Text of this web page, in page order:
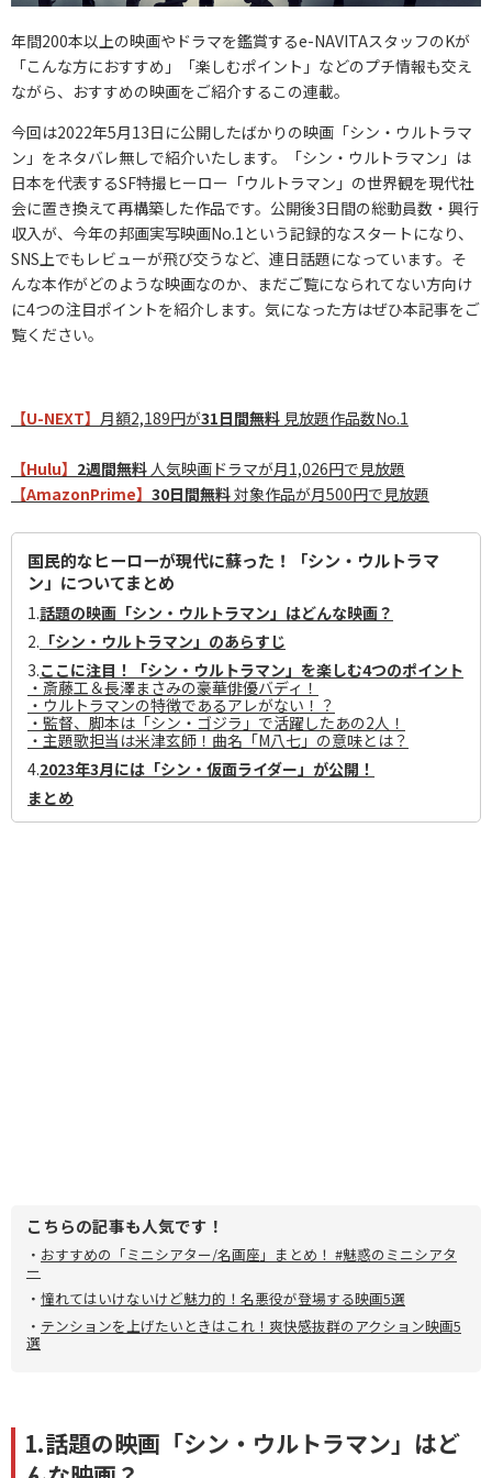
年間200本以上の映画やドラマを鑑賞するe-NAVITAスタッフのKが
「こんな方におすすめ」「楽しむポイント」などのプチ情報も交え
ながら、おすすめの映画をご紹介するこの連載。
今回は2022年5月13日に公開したばかりの映画「シン・ウルトラマ
ン」をネタバレ無しで紹介いたします。「シン・ウルトラマン」は
日本を代表するSF特撮ヒーロー「ウルトラマン」の世界観を現代社
会に置き換えて再構築した作品です。公開後3日間の総動員数・興行
収入が、今年の邦画実写映画No.1という記録的なスタートになり、
SNS上でもレビューが飛び交うなど、連日話題になっています。そ
んな本作がどのような映画なのか、まだご覧になられてない方向け
に4つの注目ポイントを紹介します。気になった方はぜひ本記事をご
覧ください。
【U-NEXT】 月額2,189円が31日間無料 見放題作品数No.1
【Hulu】 2週間無料人気映画ドラマが月1,026円で見放題
【AmazonPrime】 30日間無料対象作品が月500円で見放題
国民的なヒーローが現代に蘇った！「シン・ウルトラマ
ン」についてまとめ
1.話題の映画「シン・ウルトラマン」はどんな映画？
2. 「シン・ウルトラマン」のあらすじ
3.ここに注目！「シン・ウルトラマン」を楽しむ4つのポイント
・斎藤工＆長澤まさみの豪華俳優バディ！
・ウルトラマンの特徴であるアレがない！？
・監督、脚本は「シン・ゴジラ」で活躍したあの2人！
・主題歌担当は米津玄師！曲名「M八七」の意味とは？
4.2023年3月には「シン・仮面ライダー」が公開！
まとめ
こちらの記事も人気です！
・ おすすめの「ミニシアター/名画座」まとめ！ #魅惑のミニシアタ
ー
・ 憧れてはいけないけど魅力的！名悪役が登場する映画5選
・ テンションを上げたいときはこれ！爽快感抜群のアクション映画5
選
1.話題の映画「シン・ウルトラマン」はど